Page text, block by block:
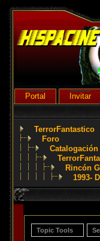
Portal Invitar
TerrorFantastico
Foro
Catalogación
Rincón
1993-
Topic Tools